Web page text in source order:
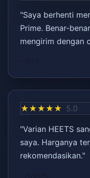
"Saya berhenti
Prime. Benar-
mengirim dengan
★★★★★ 5.0
"Varian HEETS
saya. Harganya
rekomendasikan."